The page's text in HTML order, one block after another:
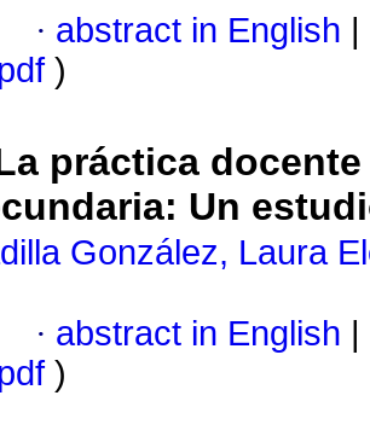
· abstract in English
)
práctica
: Un
González, Laura
· abstract in English
)